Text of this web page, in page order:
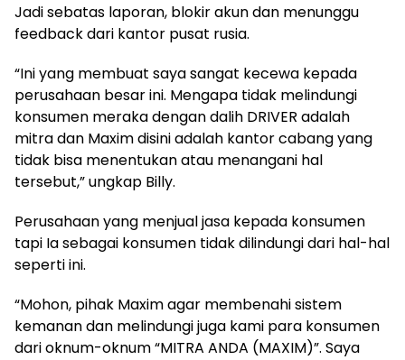
Jadi sebatas laporan, blokir akun dan menunggu
feedback dari kantor pusat rusia.
“Ini yang membuat saya sangat kecewa kepada
perusahaan besar ini. Mengapa tidak melindungi
konsumen meraka dengan dalih DRIVER adalah
mitra dan Maxim disini adalah kantor cabang yang
tidak bisa menentukan atau menangani hal
tersebut,” ungkap Billy.
Perusahaan yang menjual jasa kepada konsumen
tapi Ia sebagai konsumen tidak dilindungi dari hal-hal
seperti ini.
“Mohon, pihak Maxim agar membenahi sistem
kemanan dan melindungi juga kami para konsumen
dari oknum-oknum “MITRA ANDA (MAXIM)”. Saya